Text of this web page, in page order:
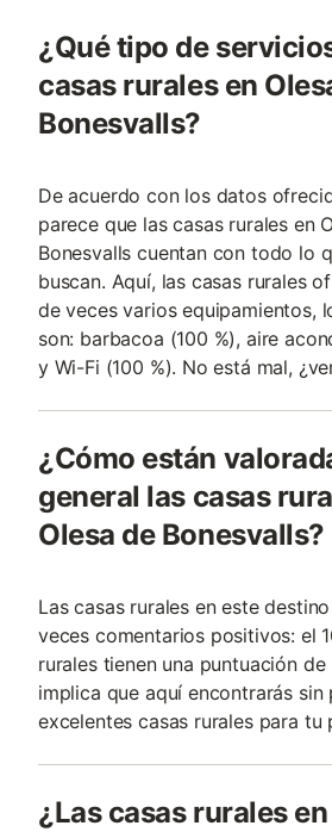
¿Qué tipo de
casas rurales en
Bonesvalls?
De acuerdo con los datos
parece que las casas rurales en
Bonesvalls cuentan con todo lo
buscan. Aquí, las casas rurales
de veces varios equipamientos,
son: barbacoa (100 %), aire
y Wi-Fi (100 %). No está mal,
¿Cómo están
general las casas
Olesa de Bonesvalls?
Las casas rurales en este
veces comentarios positivos: el
rurales tienen una puntuación
implica que aquí encontrarás sin
excelentes casas rurales para tu
¿Las casas rurales